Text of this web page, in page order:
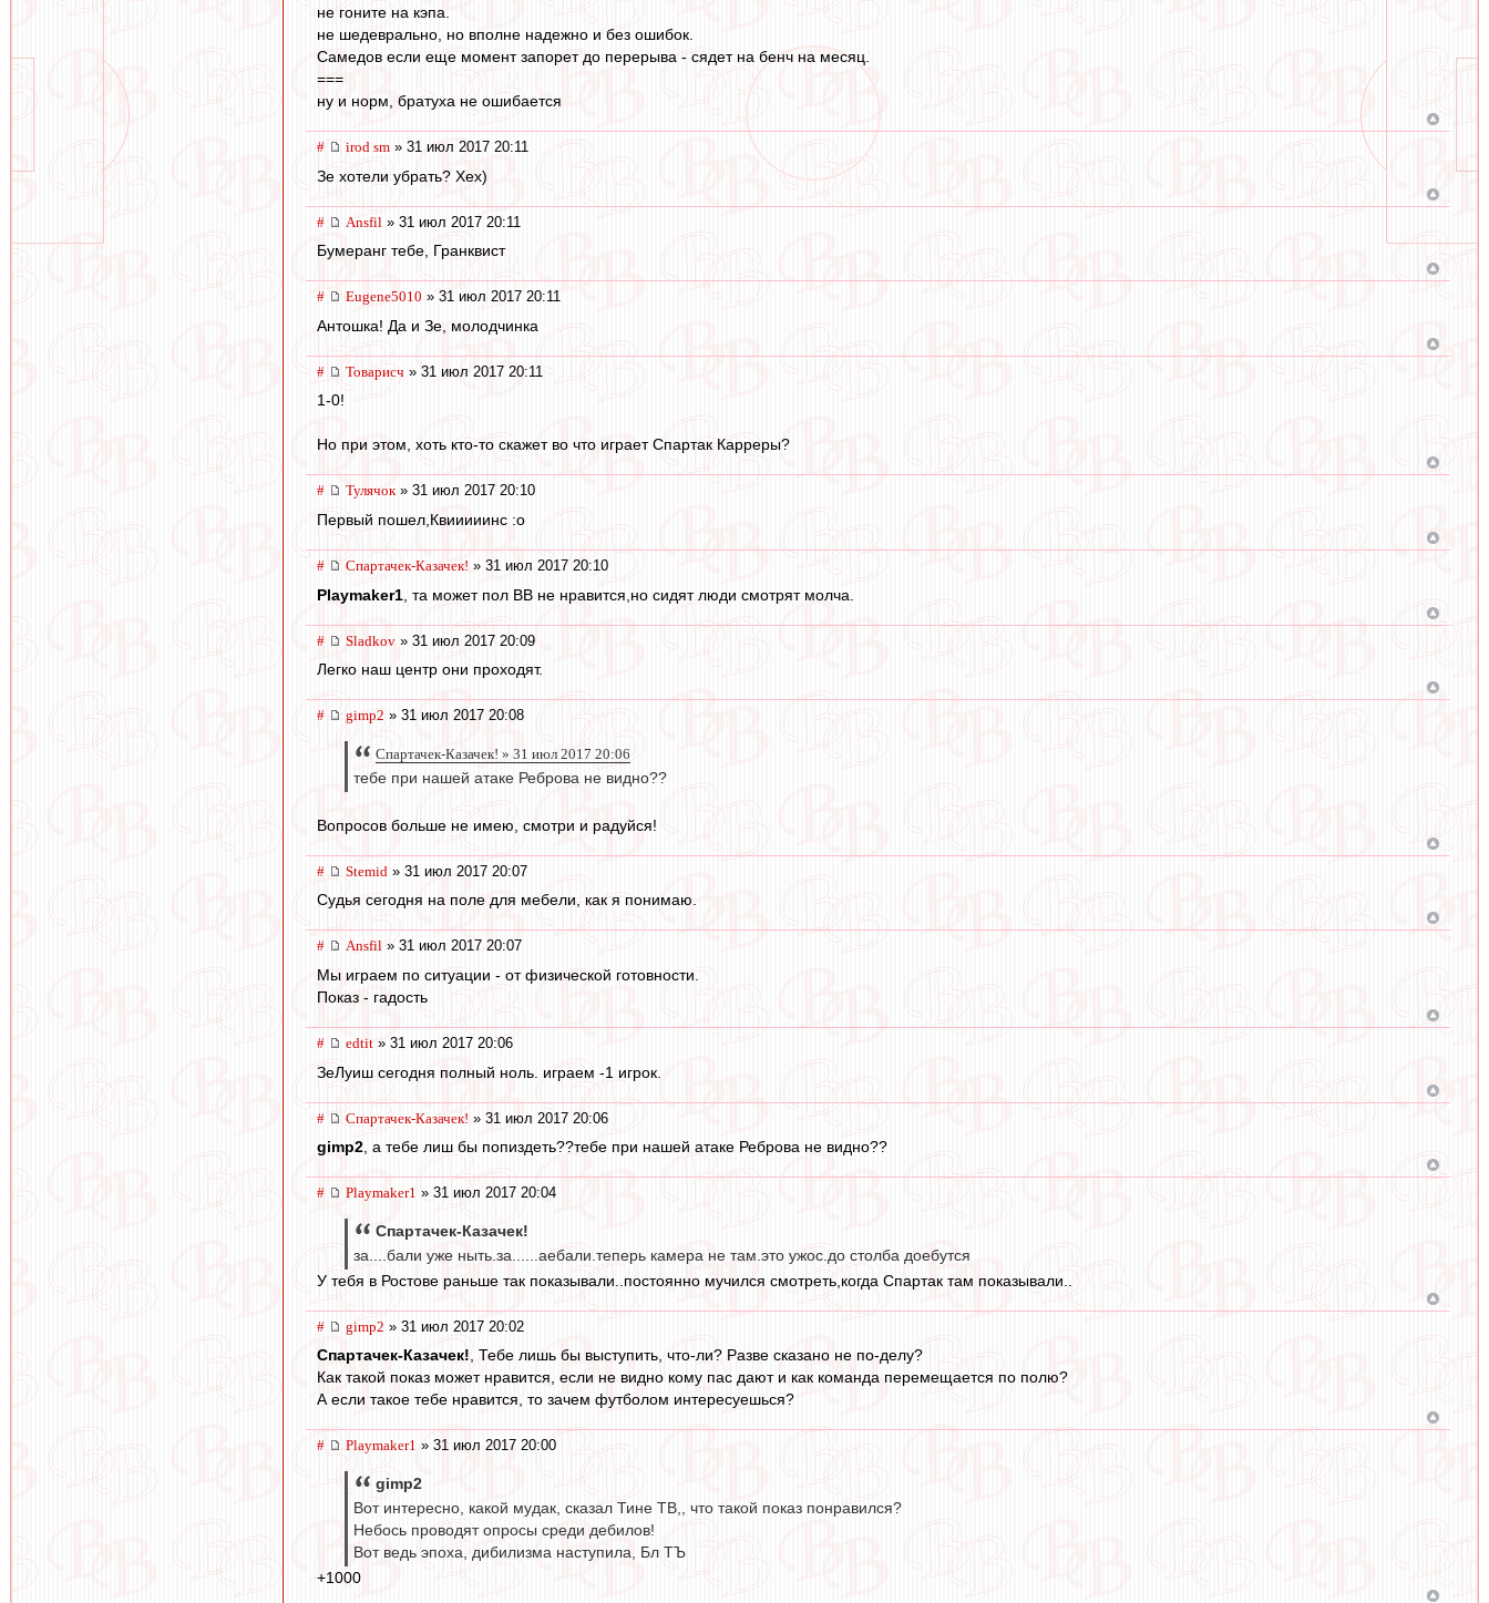
не гоните на кэпа.
не шедеврально, но вполне надежно и без ошибок.
Самедов если еще момент запорет до перерыва - сядет на бенч на месяц.
===
ну и норм, братуха не ошибается
# irod sm » 31 июл 2017 20:11
Зе хотели убрать? Хех)
# Ansfil » 31 июл 2017 20:11
Бумеранг тебе, Гранквист
# Eugene5010 » 31 июл 2017 20:11
Антошка! Да и Зе, молодчинка
# Товарисч » 31 июл 2017 20:11
1-0!
Но при этом, хоть кто-то скажет во что играет Спартак Карреры?
# Тулячок» 31 июл 2017 20:10
Первый пошел,Квииииинс :o
# Спартачек-Казачек! » 31 июл 2017 20:10
Playmaker1 , та может пол ВВ не нравится,но сидят люди смотрят молча.
# Sladkov » 31 июл 2017 20:09
Легко наш центр они проходят.
# gimp2 » 31 июл 2017 20:08
Спартачек-Казачек! » 31 июл 2017 20:06
тебе при нашей атаке Реброва не видно??
Вопросов больше не имею, смотри и радуйся!
# Stemid » 31 июл 2017 20:07
Судья сегодня на поле для мебели, как я понимаю.
# Ansfil » 31 июл 2017 20:07
Мы играем по ситуации - от физической готовности.
Показ - гадость
# edtit » 31 июл 2017 20:06
ЗеЛуиш сегодня полный ноль. играем -1 игрок.
# Спартачек-Казачек! » 31 июл 2017 20:06
gimp2, а тебе лиш бы попиздеть??тебе при нашей атаке Реброва не видно??
# Playmaker1 » 31 июл 2017 20:04
Спартачек-Казачек!
за....бали уже ныть.за......аебали.теперь камера не там.это ужос.до столба доебутся
У тебя в Ростове раньше так показывали..постоянно мучился смотреть,когда Спартак там показывали..
# gimp2 » 31 июл 2017 20:02
Спартачек-Казачек!, Тебе лишь бы выступить, что-ли? Разве сказано не по-делу?
Как такой показ может нравится, если не видно кому пас дают и как команда перемещается по полю?
А если такое тебе нравится, то зачем футболом интересуешься?
# Playmaker1 » 31 июл 2017 20:00
gimp2
Вот интересно, какой мудак, сказал Тине ТВ,, что такой показ понравился?
Небось проводят опросы среди дебилов!
Вот ведь эпоха, дибилизма наступила, Бл ТЪ
+1000